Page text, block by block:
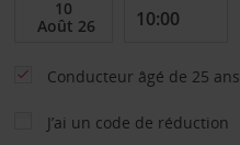
Conducteur âgé de 25
J’ai un code de réduction